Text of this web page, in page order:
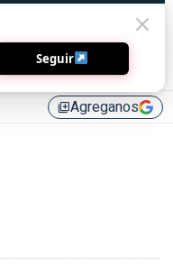
library_addAgreganos
Seguir